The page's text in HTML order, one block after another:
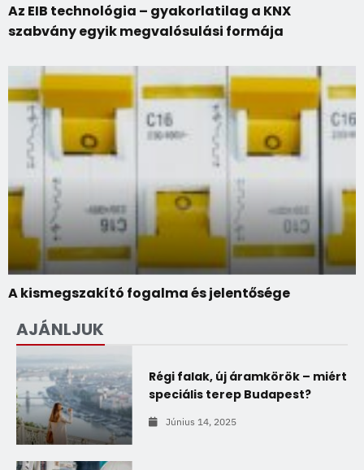
Az EIB technológia – gyakorlatilag a KNX
szabvány egyik megvalósulási formája
A kismegszakító fogalma és jelentősége
AJÁNLJUK
Régi falak, új áramkörök – miért
speciális terep Budapest?
Június 14, 2025